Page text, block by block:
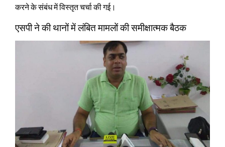
करने के संबंध में विस्तृत चर्चा की गई।
एसपी ने की थानों में लंबित मामलों की समीक्षात्मक बैठक